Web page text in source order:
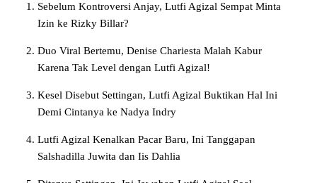
Sebelum Kontroversi Anjay, Lutfi Agizal Sempat Minta
Izin ke Rizky Billar?
Duo Viral Bertemu, Denise Chariesta Malah Kabur
Karena Tak Level dengan Lutfi Agizal!
Kesel Disebut Settingan, Lutfi Agizal Buktikan Hal Ini
Demi Cintanya ke Nadya Indry
Lutfi Agizal Kenalkan Pacar Baru, Ini Tanggapan
Salshadilla Juwita dan Iis Dahlia